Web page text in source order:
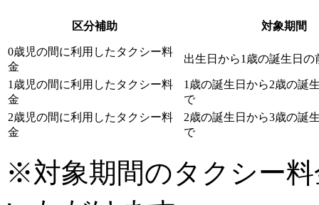
区分補助 対象期間
0歳児の間に利用したタクシー料
金
出生日から1歳の誕生日の
1歳児の間に利用したタクシー料
金
1歳の誕生日から2歳の誕
で
2歳児の間に利用したタクシー料
金
2歳の誕生日から3歳の誕
で
※対象期間のタクシー